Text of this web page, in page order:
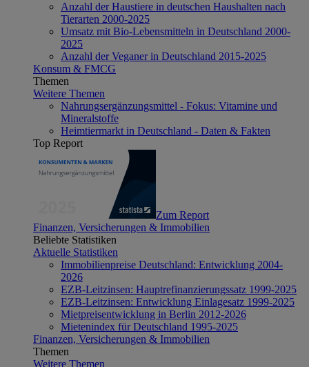
Anzahl der Haustiere in deutschen Haushalten nach
Tierarten 2000-2025
Umsatz mit Bio-Lebensmitteln in Deutschland 2000-
2025
Anzahl der Veganer in Deutschland 2015-2025
Konsum & FMCG
Themen
Weitere Themen
Nahrungsergänzungsmittel - Fokus: Vitamine und
Mineralstoffe
Heimtiermarkt in Deutschland - Daten & Fakten
Top Report
Zum Report
Finanzen, Versicherungen & Immobilien
Beliebte Statistiken
Aktuelle Statistiken
Immobilienpreise Deutschland: Entwicklung 2004-
2026
EZB-Leitzinsen: Hauptrefinanzierungssatz 1999-2025
EZB-Leitzinsen: Entwicklung Einlagesatz 1999-2025
Mietpreisentwicklung in Berlin 2012-2026
Mietenindex für Deutschland 1995-2025
Finanzen, Versicherungen & Immobilien
Themen
Weitere Themen